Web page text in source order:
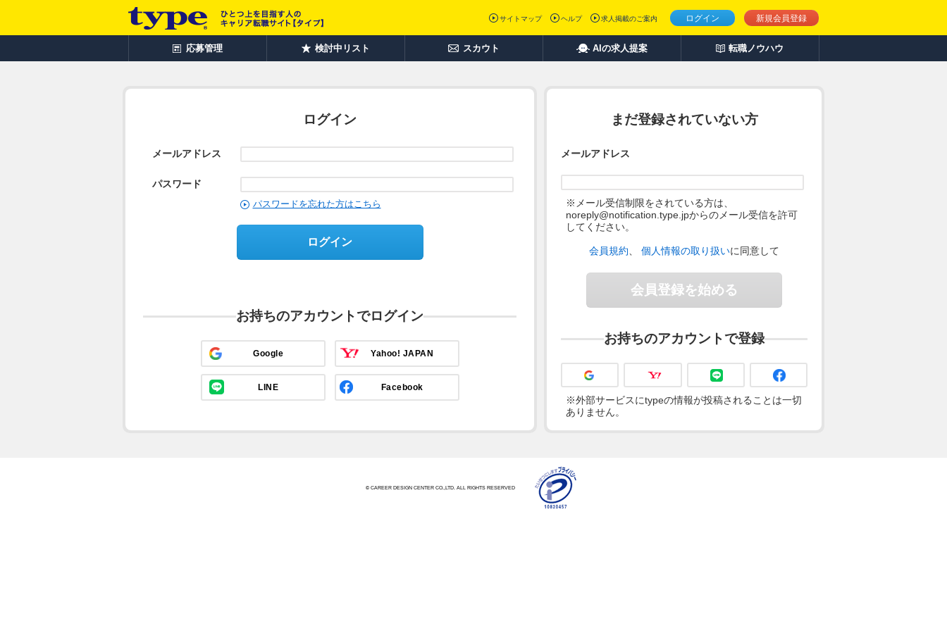
ログイン 新規会員登録
サイトマップ ヘルプ 求人掲載のご案内
応募管理 検討中リスト スカウト AIの求人提案 転職ノウハウ
ログイン
メールアドレス
パスワード
パスワードを忘れた方はこちら
ログイン
お持ちのアカウントでログイン
Google Yahoo! JAPAN
LINE Facebook
まだ登録されていない方
メールアドレス
※メール受信制限をされている方は、
noreply@notification.type.jpからのメール受信を許可
してください。
会員規約 個人情報の取り扱いに同意して
会員登録を始める
お持ちのアカウントで登録
※外部サービスにtypeの情報が投稿されることは一切
ありません。
© CAREER DESIGN CENTER CO.,LTD. ALL RIGHTS RESERVED